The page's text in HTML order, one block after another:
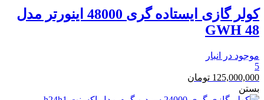
کولر گازی ایستاده گری 48000 اینورتر مدل
48 GWH
موجود در انبار
5
125,000,000 تومان
بستن